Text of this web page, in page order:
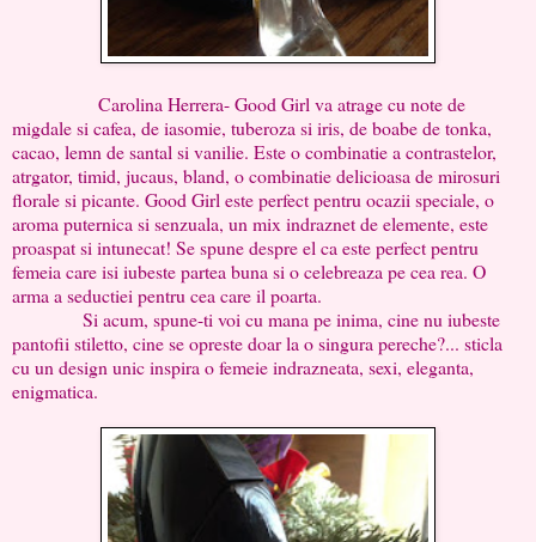
Carolina Herrera- Good Girl va atrage cu note de
migdale si cafea, de iasomie, tuberoza si iris, de boabe de tonka,
cacao, lemn de santal si vanilie. Este o combinatie a contrastelor,
atrgator, timid, jucaus, bland, o combinatie delicioasa de mirosuri
florale si picante. Good Girl este perfect pentru ocazii speciale, o
aroma puternica si senzuala, un mix indraznet de elemente, este
proaspat si intunecat! Se spune despre el ca este perfect pentru
femeia care isi iubeste partea buna si o celebreaza pe cea rea. O
arma a seductiei pentru cea care il poarta.
Si acum, spune-ti voi cu mana pe inima, cine nu iubeste
pantofii stiletto, cine se opreste doar la o singura pereche?... sticla
cu un design unic inspira o femeie indrazneata, sexi, eleganta,
enigmatica.